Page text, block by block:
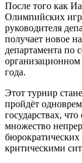
После того как
Олимпийских игр
руководителя
получает новое
департамента по
года.
Этот турнир
пройдёт
государствах,
множество
критическими